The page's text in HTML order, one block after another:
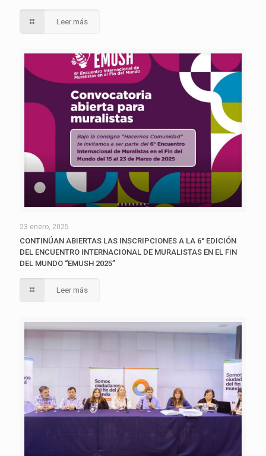
Leer más
23 enero, 2025
CONTINÚAN ABIERTAS LAS INSCRIPCIONES A LA 6° EDICIÓN
DEL ENCUENTRO INTERNACIONAL DE MURALISTAS EN EL FIN
DEL MUNDO “EMUSH 2025”
Leer más